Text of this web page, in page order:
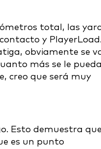
total, las
y PlayerLoad.
obviamente se
más se le pueda
creo que será muy
Esto demuestra que
es un punto